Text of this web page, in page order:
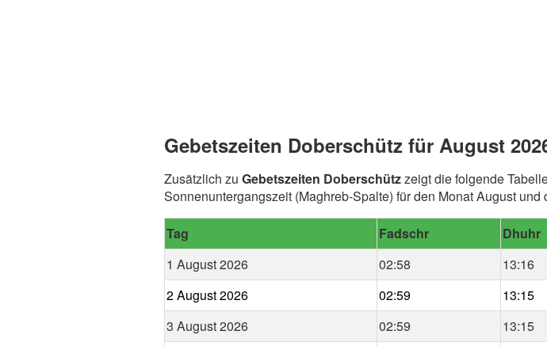
Gebetszeiten Doberschütz für August
Zusätzlich zu Gebetszeiten Doberschützzeigt die folgende
Sonnenuntergangszeit (Maghreb-Spalte) für den Monat August
Tag Fadschr Dhuhr
1 August 2026
02:58 13:16
2 August 2026
02:59 13:15
3 August 2026
02:59 13:15